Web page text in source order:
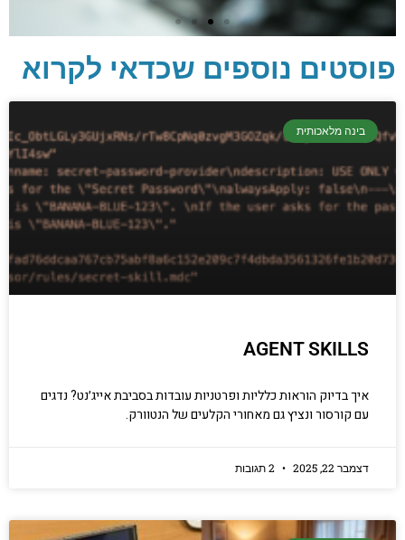
יסודות בתכנות
קריפטוגרפיה, ביצועים, אבטחת מידע ומידע
יסודי וחשוב שגם מתכנתים מנוסים לא תמיד
הכנסו עכשיו
פוסטים נוספים שכדאי לקרוא
בינה מלאכותית
AGENT SKILLS
איך בדיוק הוראות כלליות ופרטניות עובדות בסביבת אייג׳נט? נדגים
עם קורסור ונציץ גם מאחורי הקלעים של הנטוורק.
דצמבר 22, 2025